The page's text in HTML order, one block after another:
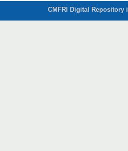
CMFRI Digital Repository